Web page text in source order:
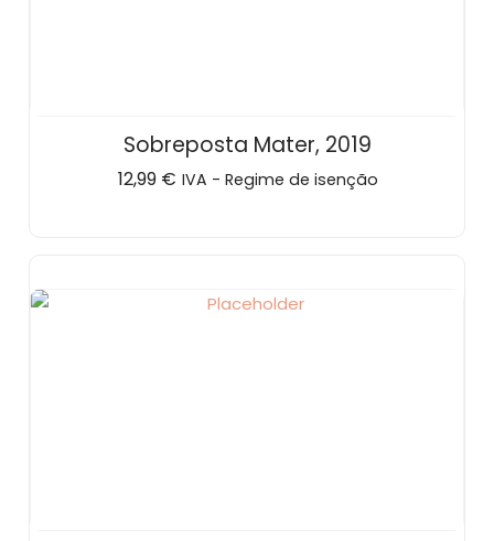
Sobreposta Mater, 2019
12,99 € IVA - Regime de isenção